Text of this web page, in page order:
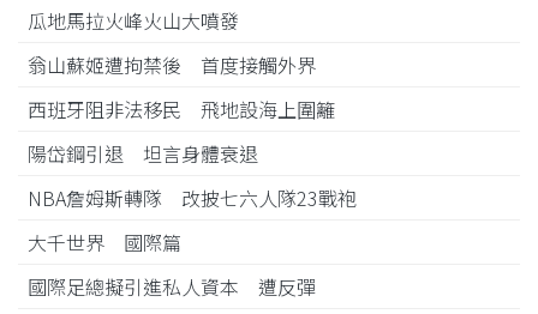
瓜地馬拉火峰火山大噴發
翁山蘇姬遭拘禁後 首度接觸外界
西班牙阻非法移民 飛地設海上圍籬
陽岱鋼引退 坦言身體衰退
NBA詹姆斯轉隊 改披七六人隊23戰袍
大千世界 國際篇
國際足總擬引進私人資本 遭反彈